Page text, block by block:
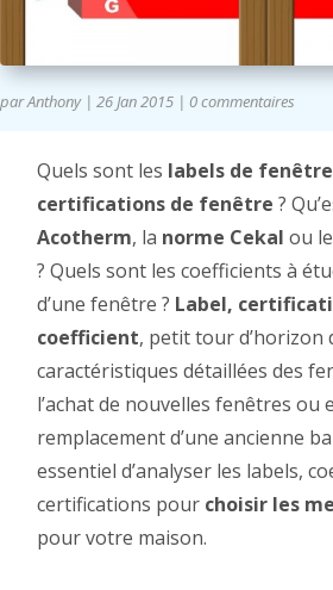
parAnthony| 26 Jan 2015 | 0 commentaires
Quels sont les labels de fenêtre
certifications de fenêtre ?
Acotherm, la norme Cekal ou le
? Quels sont les coefficients à
d’une fenêtre ? Label,
coefficient, petit tour d’horizon
caractéristiques détaillées des
l’achat de nouvelles fenêtres ou
remplacement d’une ancienne
essentiel d’analyser les labels,
certifications pour choisir les
pour votre maison.